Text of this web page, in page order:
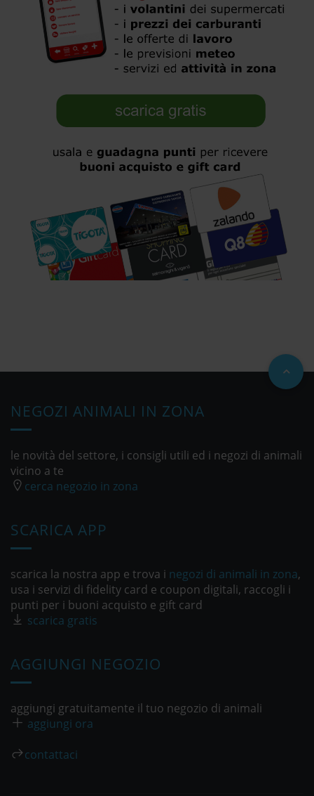
NEGOZI ANIMALI IN ZONA
le novità del settore, i consigli utili ed i negozi di animali
vicino a te
cerca negozio in zona
SCARICA APP
scarica la nostra app e trova i negozi di animali in zona,
usa i servizi di fidelity card e coupon digitali, raccogli i
punti per i buoni acquisto e gift card
scarica gratis
AGGIUNGI NEGOZIO
aggiungi gratuitamente il tuo negozio di animali
aggiungi ora
contattaci